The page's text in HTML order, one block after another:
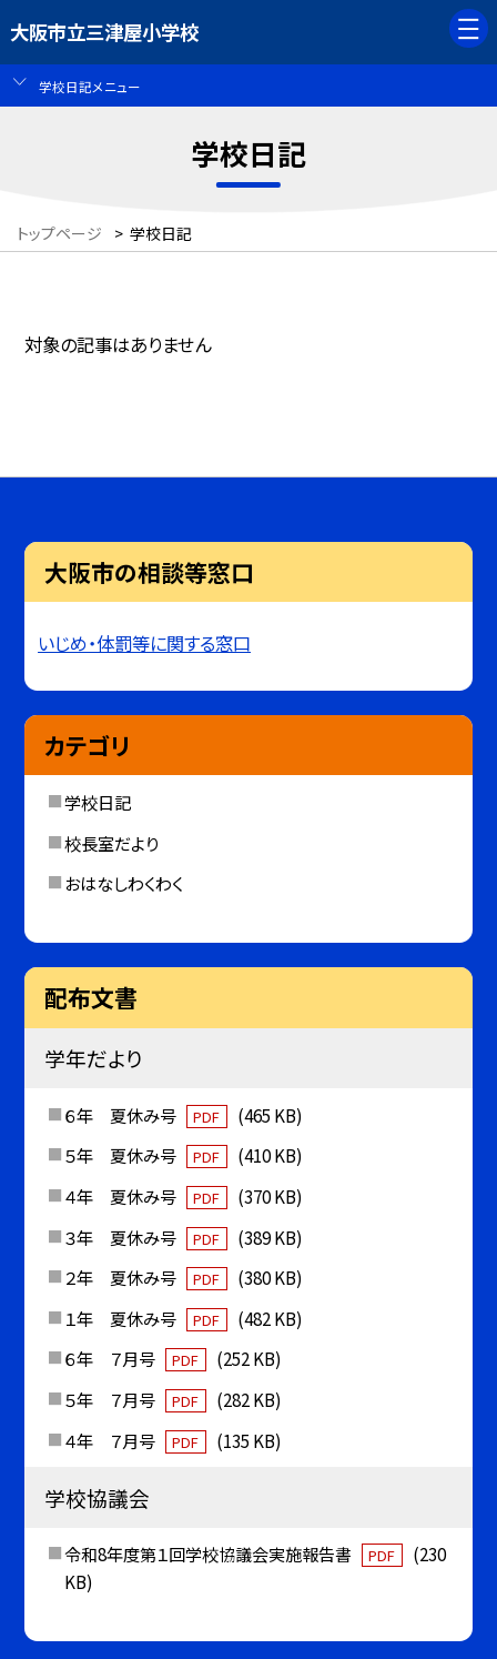
大阪市立三津屋小学校
学校日記メニュー
学校日記
トップページ > 学校日記
対象の記事はありません
大阪市の相談等窓口
いじめ・体罰等に関する窓口
カテゴリ
学校日記
校長室だより
おはなしわくわく
配布文書
学年だより
６年 夏休み号 PDF
(465 KB)
５年 夏休み号
PDF
(410 KB)
４年 夏休み号
PDF
(370 KB)
３年 夏休み号
PDF
(389 KB)
２年 夏休み号
PDF
(380 KB)
１年 夏休み号
PDF
(482 KB)
６年 ７月号
PDF
(252 KB)
５年 ７月号
PDF
(282 KB)
４年 ７月号
PDF (135 KB)
学校協議会
令和8年度第１回学校協議会実施報告書 PDF
(230
KB)